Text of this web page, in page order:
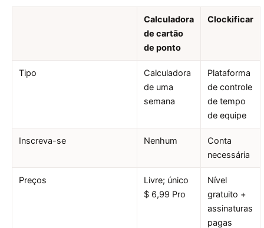
Calculadora
de cartão
de ponto
Clockificar
Tipo
Calculadora
de uma
semana
Plataforma
de controle
de tempo
de equipe
Inscreva-se Nenhum
Conta
necessária
Preços
Livre; único
$ 6,99 Pro
Nível
gratuito +
assinaturas
pagas